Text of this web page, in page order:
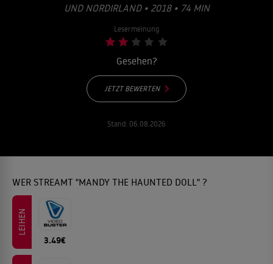
ND NORDIRLAND • 2018 • 74 MIN
Lesermeinung
Gesehen?
JETZT BEWERTEN
Stand: 06.08.2026
WER STREAMT "MANDY THE HAUNTED DOLL" ?
LEIHEN
3.49€